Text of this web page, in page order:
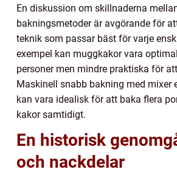
En diskussion om skillnaderna
bakningsmetoder är avgörande för
teknik som passar bäst för varje
exempel kan muggkakor vara
personer men mindre praktiska för
Maskinell snabb bakning med mixer
kan vara idealisk för att baka flera
kakor samtidigt.
En historisk
och nackdelar